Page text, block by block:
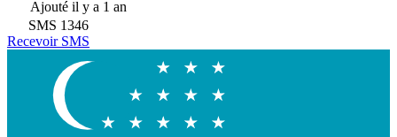
Ajouté il y a 1 an
SMS 1346
Recevoir SMS